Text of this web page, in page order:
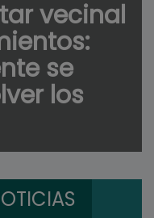
vecinal
se
los